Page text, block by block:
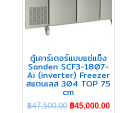
ตู้เคาร์เตอร์แบบแช่แข็ง
Sanden SCF3-1807-
Ai (inverter) Freezer
สแตนเลส 304 TOP 75
cm
฿47,500.00 ฿45,000.00